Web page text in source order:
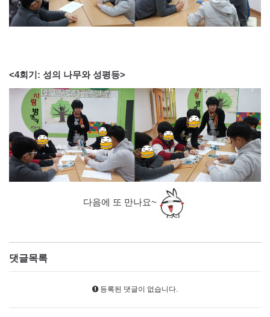
<4회기: 성의 나무와 성평등>​
다음에 또 만나요~​
댓글목록
등록된 댓글이 없습니다.